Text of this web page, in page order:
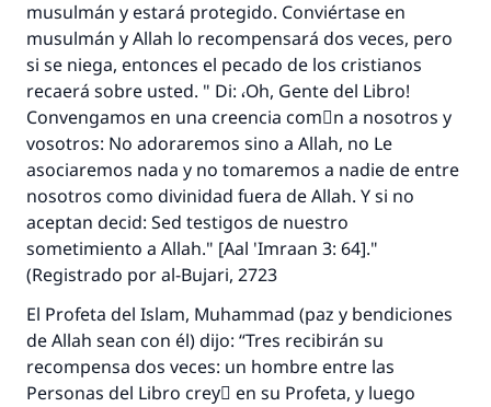
musulmán y estará protegido. Conviértase en
musulmán y Allah lo recompensará dos veces, pero
si se niega, entonces el pecado de los cristianos
recaerá sobre usted. " Di: ،Oh, Gente del Libro!
Convengamos en una creencia comْn a nosotros y
vosotros: No adoraremos sino a Allah, no Le
asociaremos nada y no tomaremos a nadie de entre
nosotros como divinidad fuera de Allah. Y si no
aceptan decid: Sed testigos de nuestro
sometimiento a Allah." [Aal 'Imraan 3: 64]."
(Registrado por al-Bujari, 2723
El Profeta del Islam, Muhammad (paz y bendiciones
de Allah sean con él) dijo: “Tres recibirán su
recompensa dos veces: un hombre entre las
Personas del Libro creyَ en su Profeta, y luego